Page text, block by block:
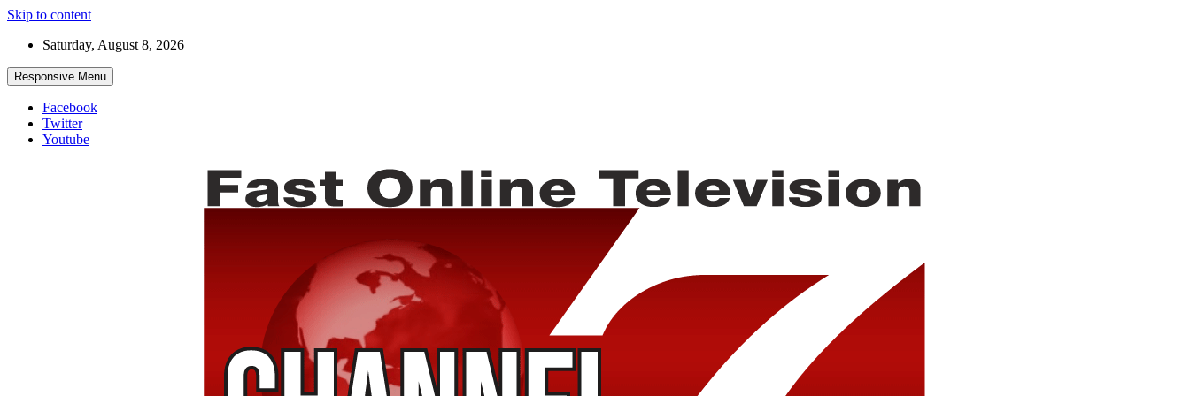
Skip to content
Saturday, August 8, 2026
Responsive Menu
Facebook
Twitter
Youtube